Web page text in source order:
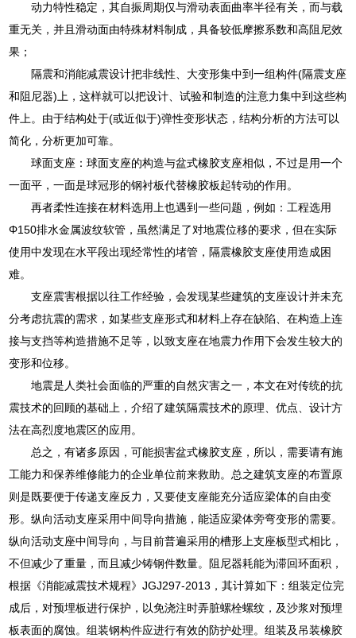
动力特性稳定，其自振周期仅与滑动表面曲率半径有关，而与载
重无关，并且滑动面由特殊材料制成，具备较低摩擦系数和高阻尼效
果；
隔震和消能减震设计把非线性、大变形集中到一组构件(隔震支座
和阻尼器)上，这样就可以把设计、试验和制造的注意力集中到这些构
件上。由于结构处于(或近似于)弹性变形状态，结构分析的方法可以
简化，分析更加可靠。
球面支座：球面支座的构造与盆式橡胶支座相似，不过是用一个
一面平，一面是球冠形的钢衬板代替橡胶板起转动的作用。
再者柔性连接在材料选用上也遇到一些问题，例如：工程选用
Φ150排水金属波纹软管，虽然满足了对地震位移的要求，但在实际
使用中发现在水平段出现经常性的堵管，隔震橡胶支座使用造成困
难。
支座震害根据以往工作经验，会发现某些建筑的支座设计并未充
分考虑抗震的需求，如某些支座形式和材料上存在缺陷、在构造上连
接与支挡等构造措施不足等，以致支座在地震力作用下会发生较大的
变形和位移。
地震是人类社会面临的严重的自然灾害之一，本文在对传统的抗
震技术的回顾的基础上，介绍了建筑隔震技术的原理、优点、设计方
法在高烈度地震区的应用。
总之，有诸多原因，可能损害盆式橡胶支座，所以，需要请有施
工能力和保养维修能力的企业单位前来救助。总之建筑支座的布置原
则是既要便于传递支座反力，又要使支座能充分适应梁体的自由变
形。纵向活动支座采用中间导向措施，能适应梁体旁弯变形的需要。
纵向活动支座中间导向，与目前普遍采用的槽形上支座板型式相比，
不但减少了重量，而且减少铸钢件数量。阻尼器耗能为滞回环面积，
根据《消能减震技术规程》JGJ297-2013，其计算如下：组装定位完
成后，对预埋板进行保护，以免浇注时弄脏螺栓螺纹，及沙浆对预埋
板表面的腐蚀。组装钢构件应进行有效的防护处理。组装及吊装橡胶